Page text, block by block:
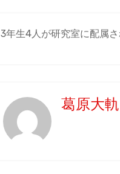
3年生4人が研究室に配属さ
葛原大軌